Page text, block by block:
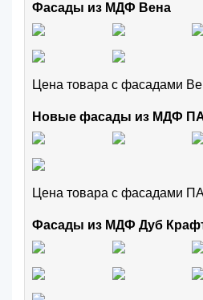
Фасады из МДФ Вена
Цена товара с фасадами
Новые фасады из МДФ
Цена товара с фасадами
Фасады из МДФ Дуб